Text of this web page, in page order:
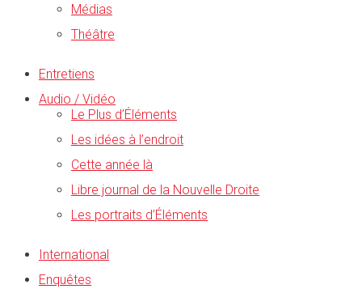
Médias
Théâtre
Entretiens
Audio / Vidéo
Le Plus d’Éléments
Les idées à l’endroit
Cette année là
Libre journal de la Nouvelle Droite
Les portraits d’Éléments
International
Enquêtes